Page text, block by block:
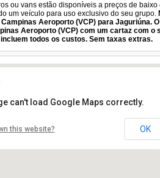
ou vans estão disponíveis a preços de
um veículo para uso exclusivo do seu grupo.
Aeroporto (VCP) para Jaguriúna.
Aeroporto (VCP) com um cartaz com o
todos os custos. Sem taxas extras.
can't load Google Maps correctly.
this website? OK